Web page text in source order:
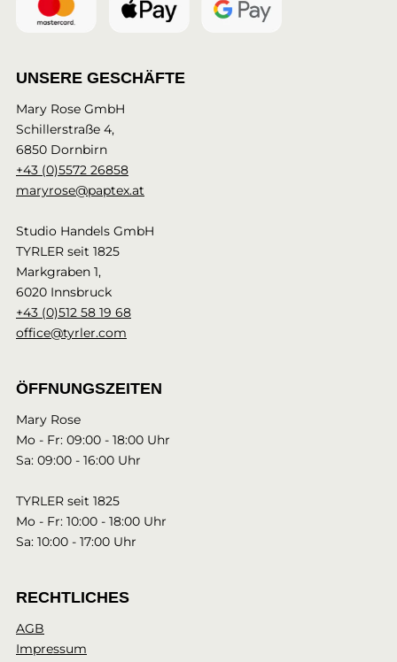
UNSERE GESCHÄFTE
Mary Rose GmbH
Schillerstraße 4,
6850 Dornbirn
+43 (0)5572 26858
maryrose@paptex.at
Studio Handels GmbH
TYRLER seit 1825
Markgraben 1,
6020 Innsbruck
+43 (0)512 58 19 68
office@tyrler.com
ÖFFNUNGSZEITEN
Mary Rose
Mo - Fr: 09:00 - 18:00 Uhr
Sa: 09:00 - 16:00 Uhr
TYRLER seit 1825
Mo - Fr: 10:00 - 18:00 Uhr
Sa: 10:00 - 17:00 Uhr
RECHTLICHES
AGB
Impressum